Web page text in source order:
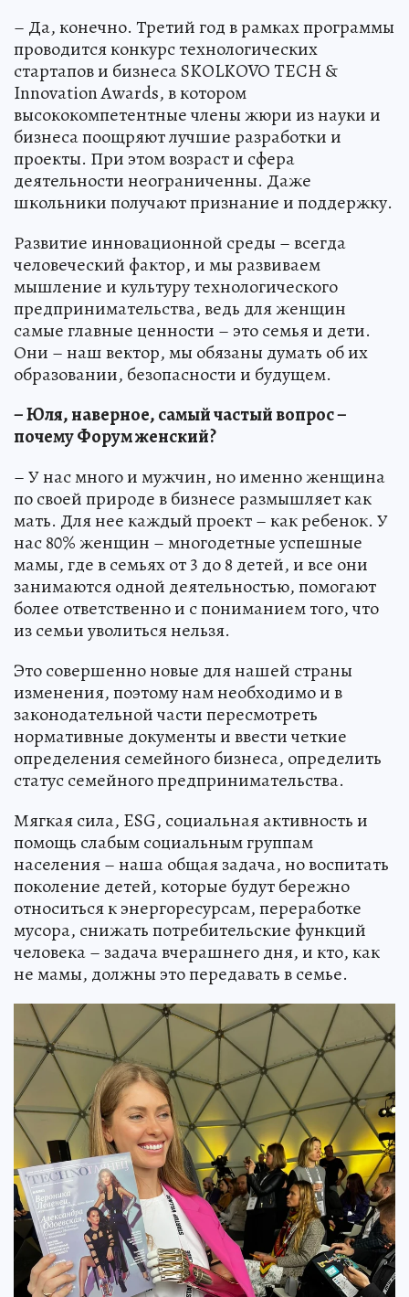
– Да, конечно. Третий год в рамках программы
проводится конкурс технологических
стартапов и бизнеса SKOLKOVO TECH &
Innovation Awards, в котором
высококомпетентные члены жюри из науки и
бизнеса поощряют лучшие разработки и
проекты. При этом возраст и сфера
деятельности неограниченны. Даже
школьники получают признание и поддержку.
Развитие инновационной среды – всегда
человеческий фактор, и мы развиваем
мышление и культуру технологического
предпринимательства, ведь для женщин
самые главные ценности – это семья и дети.
Они – наш вектор, мы обязаны думать об их
образовании, безопасности и будущем.
– Юля, наверное, самый частый вопрос –
почему Форум женский?
– У нас много и мужчин, но именно женщина
по своей природе в бизнесе размышляет как
мать. Для нее каждый проект – как ребенок. У
нас 80% женщин – многодетные успешные
мамы, где в семьях от 3 до 8 детей, и все они
занимаются одной деятельностью, помогают
более ответственно и с пониманием того, что
из семьи уволиться нельзя.
Это совершенно новые для нашей страны
изменения, поэтому нам необходимо и в
законодательной части пересмотреть
нормативные документы и ввести четкие
определения семейного бизнеса, определить
статус семейного предпринимательства.
Мягкая сила, ESG, социальная активность и
помощь слабым социальным группам
населения – наша общая задача, но воспитать
поколение детей, которые будут бережно
относиться к энергоресурсам, переработке
мусора, снижать потребительские функций
человека – задача вчерашнего дня, и кто, как
не мамы, должны это передавать в семье.